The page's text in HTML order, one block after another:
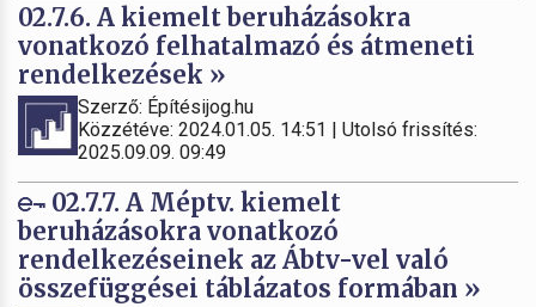
02.7.6. A kiemelt beruházásokra
vonatkozó felhatalmazó és átmeneti
rendelkezések »
Szerző: Építésijog.hu
Közzétéve: 2024.01.05. 14:51 | Utolsó frissítés:
2025.09.09. 09:49
02.7.7. A Méptv. kiemelt
beruházásokra vonatkozó
rendelkezéseinek az Ábtv-vel való
összefüggései táblázatos formában »